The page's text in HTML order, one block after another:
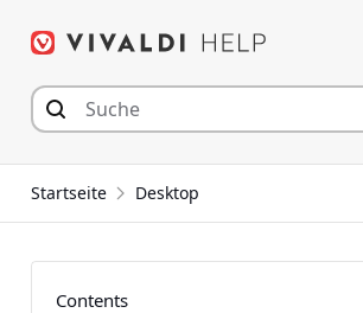
Inhalt
Startseite Desktop
Contents